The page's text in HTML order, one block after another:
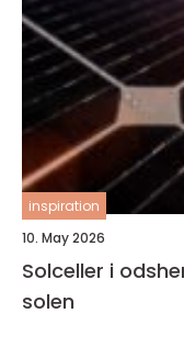
inspiration
10. May 2026
Solceller i odsherred sådan får du
solen